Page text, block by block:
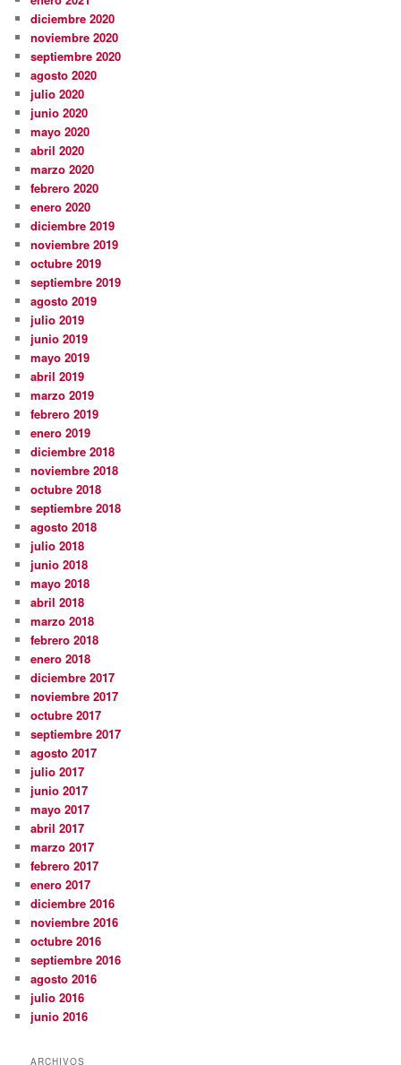
diciembre 2020
noviembre 2020
septiembre 2020
agosto 2020
julio 2020
junio 2020
mayo 2020
abril 2020
marzo 2020
febrero 2020
enero 2020
diciembre 2019
noviembre 2019
octubre 2019
septiembre 2019
agosto 2019
julio 2019
junio 2019
mayo 2019
abril 2019
marzo 2019
febrero 2019
enero 2019
diciembre 2018
noviembre 2018
octubre 2018
septiembre 2018
agosto 2018
julio 2018
junio 2018
mayo 2018
abril 2018
marzo 2018
febrero 2018
enero 2018
diciembre 2017
noviembre 2017
octubre 2017
septiembre 2017
agosto 2017
julio 2017
junio 2017
mayo 2017
abril 2017
marzo 2017
febrero 2017
enero 2017
diciembre 2016
noviembre 2016
octubre 2016
septiembre 2016
agosto 2016
julio 2016
junio 2016
ARCHIVOS